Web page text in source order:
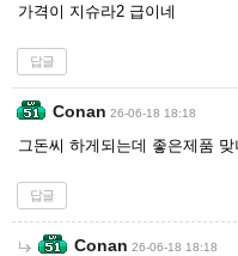
가격이 지슈라2 급이네
답글
Conan 26-06-18 18:18
그돈씨 하게되는데 좋은제품 맞
답글
Conan 26-06-18 18:18